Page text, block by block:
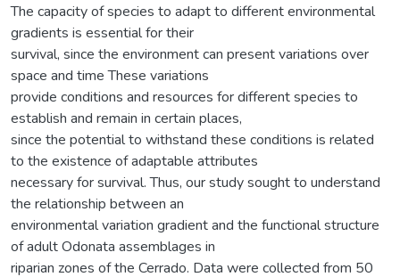
The capacity of species to adapt to different environmental
gradients is essential for their
survival, since the environment can present variations over
space and time These variations
provide conditions and resources for different species to
establish and remain in certain places,
since the potential to withstand these conditions is related
to the existence of adaptable attributes
necessary for survival. Thus, our study sought to understand
the relationship between an
environmental variation gradient and the functional structure
of adult Odonata assemblages in
riparian zones of the Cerrado. Data were collected from 50